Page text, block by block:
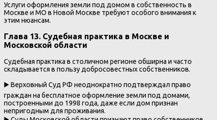
Услуги оформления земли под домом в собственность в
Москве и МО в Новой Москве требуют особого внимания к
этим нюансам.
Глава 13. Судебная практика в Москве и
Московской области
Судебная практика в столичном регионе обширна и часто
складывается в пользу добросовестных собственников.
▶️ Верховный Суд РФ неоднократно подтверждал право
граждан на бесплатное оформление земли под домами,
построенными до 1998 года, даже если дом признан
непригодным для проживания.